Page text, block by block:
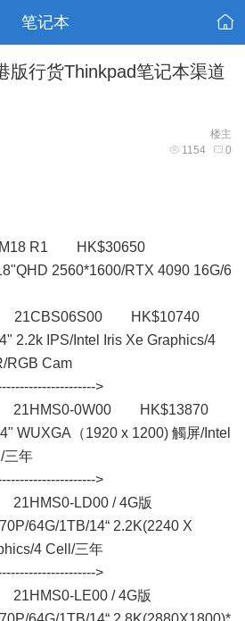
笔记本
版行货Thinkpad笔记本渠道
楼主
1154 0
R1 HK$30650
2560*1600/RTX 4090 16G/6
21CBS06S00 HK$10740
2.2k IPS/Intel Iris Xe Graphics/4
RGB Cam
>
21HMS0-0W00 HK$13870
WUXGA（1920 x 1200) 觸屏/Intel
三年
>
LD00 / 4G版
64G/1TB/14“ 2.2K(2240 X
4 Cell/三年
>
LE00 / 4G版